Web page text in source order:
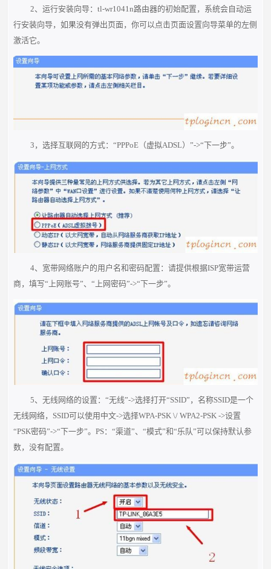
2、运行安装向导：tl-wr1041n路由器的初始配置，系统会自动运
行安装向导，如果没有弹出页面，你可以点击页面设置向导菜单的左侧
激活它。
3，选择互联网的方式：“PPPoE（虚拟ADSL）”->“下一步”。
4、宽带网络账户的用户名和密码配置：请提供根据ISP宽带运营
商，填写“上网账号”、“上网密码”->“下一步”。
5、无线网络的设置：“无线”->选择打开“SSID”，名称SSID是一个
无线网络，SSID可以使用中文->选择WPA-PSK \/ WPA2-PSK ->设置
“PSK密码”->“下一步”。PS：“渠道”、“模式”和“乐队”可以保持默认参
数，没有配置。